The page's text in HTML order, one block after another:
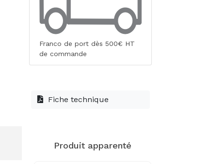
Franco de port dès 500€ HT
de commande
Fiche technique
Produit apparenté